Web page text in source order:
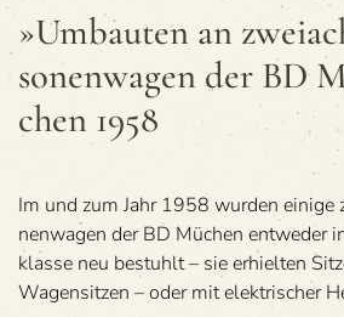
»Umbau­ten an
so­nen­wa­gen der BD
chen 1958
Im und zum Jahr 1958 wur­den
nen­wa­gen der BD Müchen ent­we­der
klasse neu bestuhlt – sie erhiel­ten
Wagen­sit­zen – oder mit elek­tri­scher